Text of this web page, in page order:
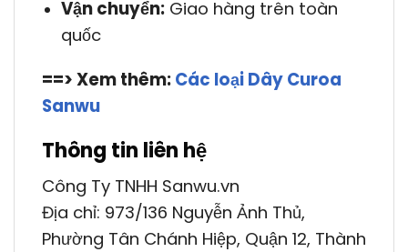
Vận chuyển:Giao hàng trên toàn
quốc
==> Xem thêm: Các loại Dây Curoa
Sanwu
Thông tin liên hệ
Công Ty TNHH Sanwu.vn
Địa chỉ: 973/136 Nguyễn Ảnh Thủ,
Phường Tân Chánh Hiệp, Quận 12, Thành